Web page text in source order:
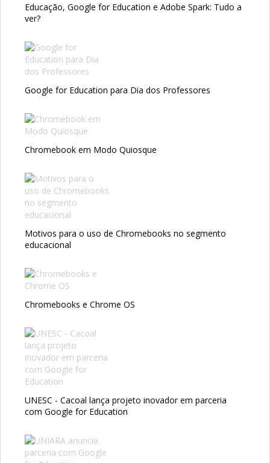
Educação, Google for Education e Adobe Spark: Tudo a
ver?
Google for Education para Dia dos Professores
Chromebook em Modo Quiosque
Motivos para o uso de Chromebooks no segmento
educacional
Chromebooks e Chrome OS
UNESC - Cacoal lança projeto inovador em parceria
com Google for Education